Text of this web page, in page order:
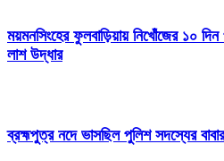
ময়মনসিংহের ফুলবাড়িয়ায় নিখোঁজের ১০
লাশ উদ্ধার
ব্রহ্মপুত্র নদে ভাসছিল পুলিশ সদস্যের